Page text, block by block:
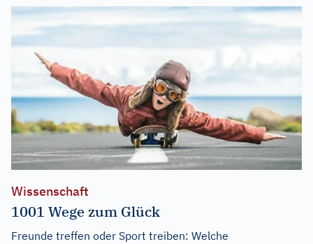
Wissenschaft
1001 Wege zum Glück
Freunde treffen oder Sport treiben: Welche